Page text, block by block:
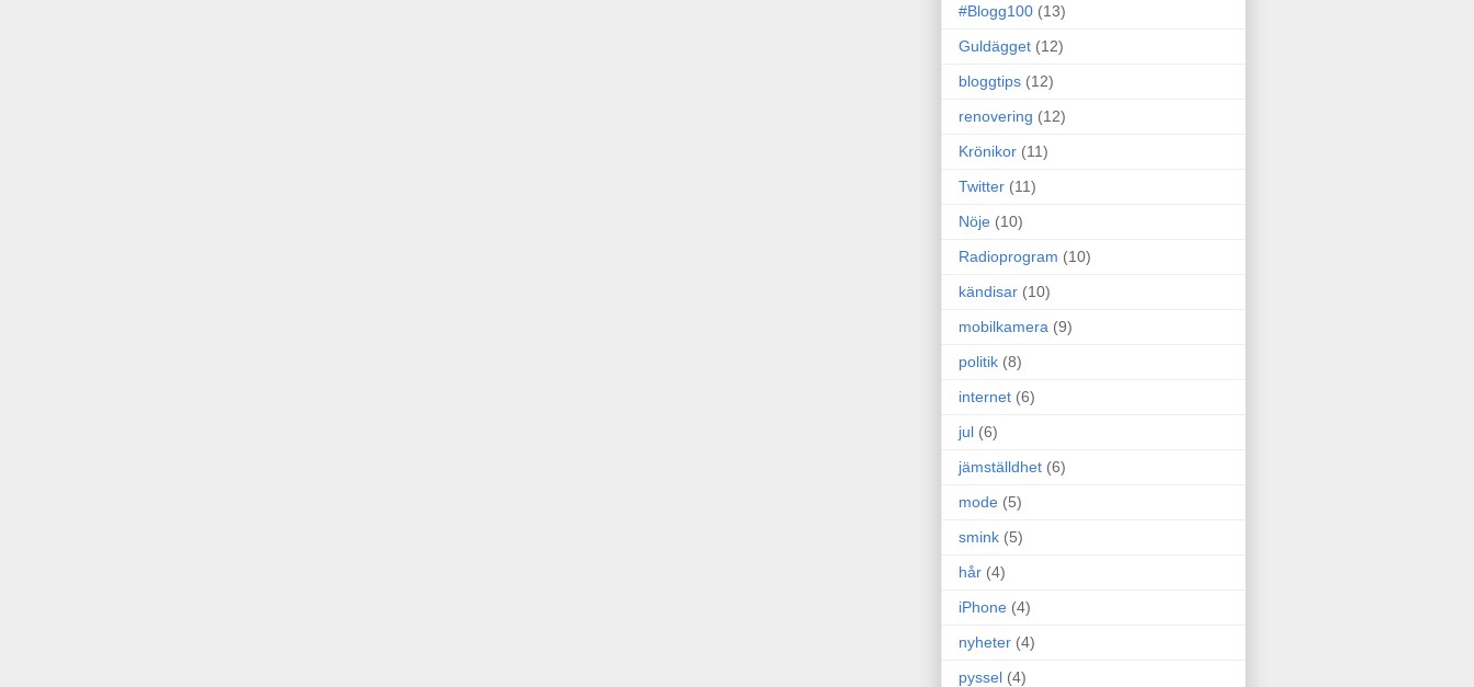
#Blogg100 (13)
Guldägget (12)
bloggtips (12)
renovering (12)
Krönikor (11)
Twitter (11)
Nöje (10)
Radioprogram (10)
kändisar (10)
mobilkamera (9)
politik (8)
internet (6)
jul (6)
jämställdhet (6)
mode (5)
smink (5)
hår (4)
iPhone (4)
nyheter (4)
pyssel (4)